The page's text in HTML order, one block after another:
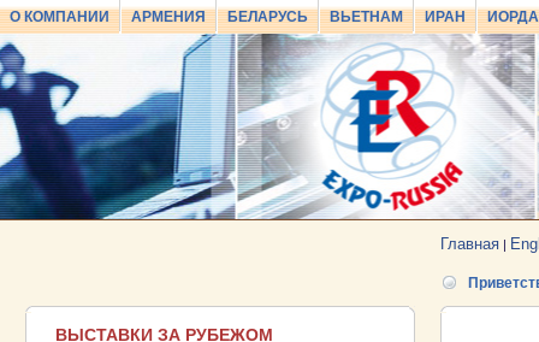
О КОМПАНИИ АРМЕНИЯ БЕЛАРУСЬ ВЬЕТНАМ ИРАН
Главная |
ВЫСТАВКИ ЗА РУБЕЖОМ